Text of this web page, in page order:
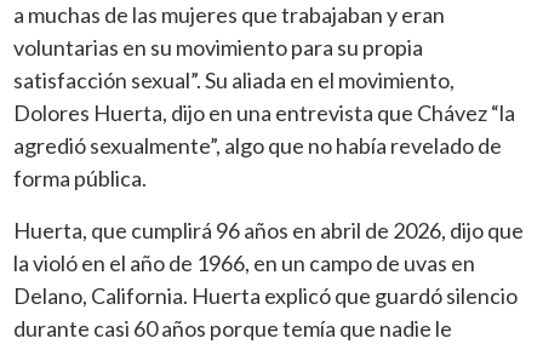
a muchas de las mujeres que trabajaban y eran
voluntarias en su movimiento para su propia
satisfacción sexual”. Su aliada en el movimiento,
Dolores Huerta, dijo en una entrevista que Chávez “la
agredió sexualmente”, algo que no había revelado de
forma pública.
Huerta, que cumplirá 96 años en abril de 2026, dijo que
la violó en el año de 1966, en un campo de uvas en
Delano, California. Huerta explicó que guardó silencio
durante casi 60 años porque temía que nadie le